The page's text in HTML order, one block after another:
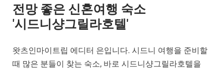
전망 좋은 신혼여행 숙소
'시드니샹그릴라호텔'
왓츠인마이트립 에디터 은입니다. 시드니 여행을 준비할
때 많은 분들이 찾는 숙소, 바로 시드니샹그릴라호텔을